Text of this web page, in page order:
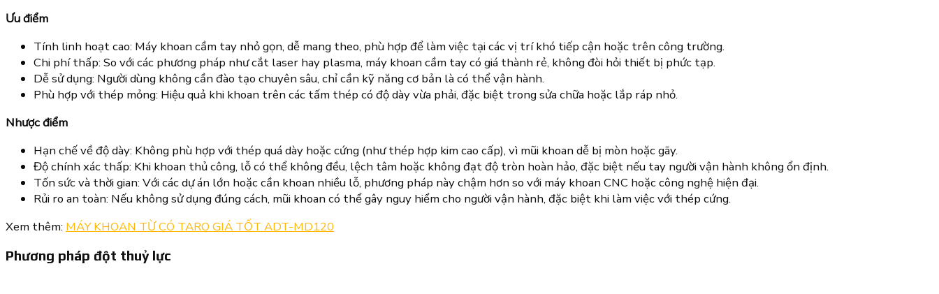
Ưu điểm
Tính linh hoạt cao: Máy khoan cầm tay nhỏ gọn, dễ mang theo, phù hợp để làm việc tại các vị trí khó tiếp cận hoặc trên công trường.
Chi phí thấp: So với các phương pháp như cắt laser hay plasma, máy khoan cầm tay có giá thành rẻ, không đòi hỏi thiết bị phức tạp.
Dễ sử dụng: Người dùng không cần đào tạo chuyên sâu, chỉ cần kỹ năng cơ bản là có thể vận hành.
Phù hợp với thép mỏng: Hiệu quả khi khoan trên các tấm thép có độ dày vừa phải, đặc biệt trong sửa chữa hoặc lắp ráp nhỏ.
Nhược điểm
Hạn chế về độ dày: Không phù hợp với thép quá dày hoặc cứng (như thép hợp kim cao cấp), vì mũi khoan dễ bị mòn hoặc gãy.
Độ chính xác thấp: Khi khoan thủ công, lỗ có thể không đều, lệch tâm hoặc không đạt độ tròn hoàn hảo, đặc biệt nếu tay người vận hành không ổn định.
Tốn sức và thời gian: Với các dự án lớn hoặc cần khoan nhiều lỗ, phương pháp này chậm hơn so với máy khoan CNC hoặc công nghệ hiện đại.
Rủi ro an toàn: Nếu không sử dụng đúng cách, mũi khoan có thể gây nguy hiểm cho người vận hành, đặc biệt khi làm việc với thép cứng.
Xem thêm: MÁY KHOAN TỪ CÓ TARO GIÁ TỐT ADT-MD120
Phương pháp đột thuỷ lực